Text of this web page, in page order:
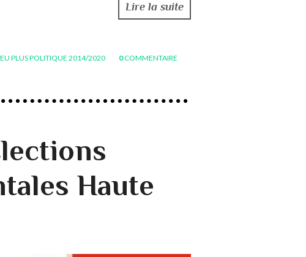
Lire la suite
PLUS POLITIQUE 2014/2020 0COMMENTAIRE
Haute